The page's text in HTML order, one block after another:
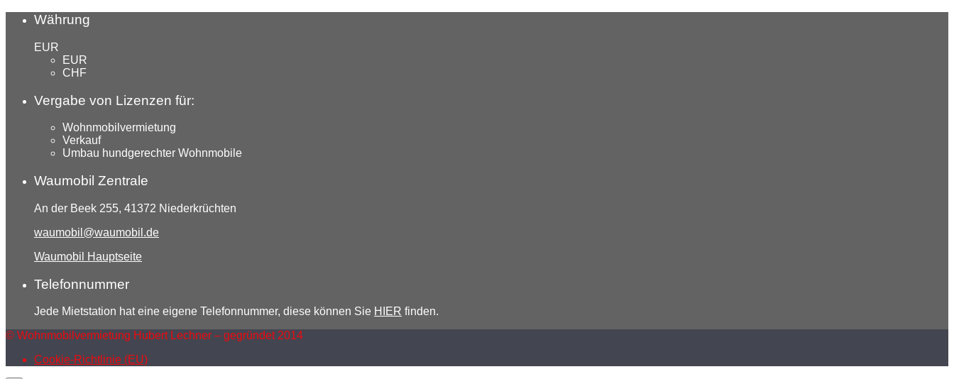
Währung
EUR
EUR
CHF
Vergabe von Lizenzen für:
Wohnmobilvermietung
Verkauf
Umbau hundgerechter Wohnmobile
Waumobil Zentrale
An der Beek 255, 41372 Niederkrüchten
waumobil@waumobil.de
Waumobil Hauptseite
Telefonnummer
Jede Mietstation hat eine eigene Telefonnummer, diese können Sie HIER finden.
© Wohnmobilvermietung Hubert Lechner – gegründet 2014
Cookie-Richtlinie (EU)